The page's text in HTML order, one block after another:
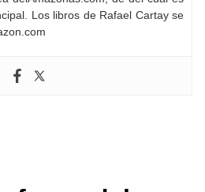
Los libros de Rafael Cartay se